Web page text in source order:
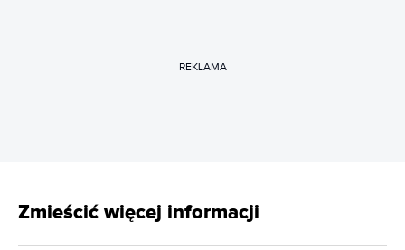
REKLAMA
Zmieścić więcej informacji